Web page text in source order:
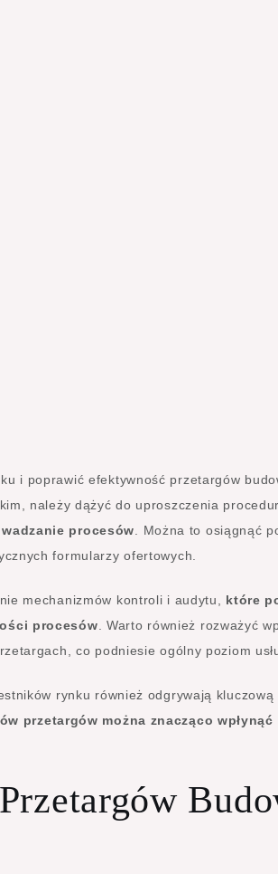
i poprawić efektywność przetargów
należy dążyć do uproszczenia
procesów . Można to osiągnąć
formularzy ofertowych.
mechanizmów kontroli i audytu, które
procesów . Warto również rozważyć
co podniesie ogólny poziom
rynku również odgrywają
przetargów można znacząco